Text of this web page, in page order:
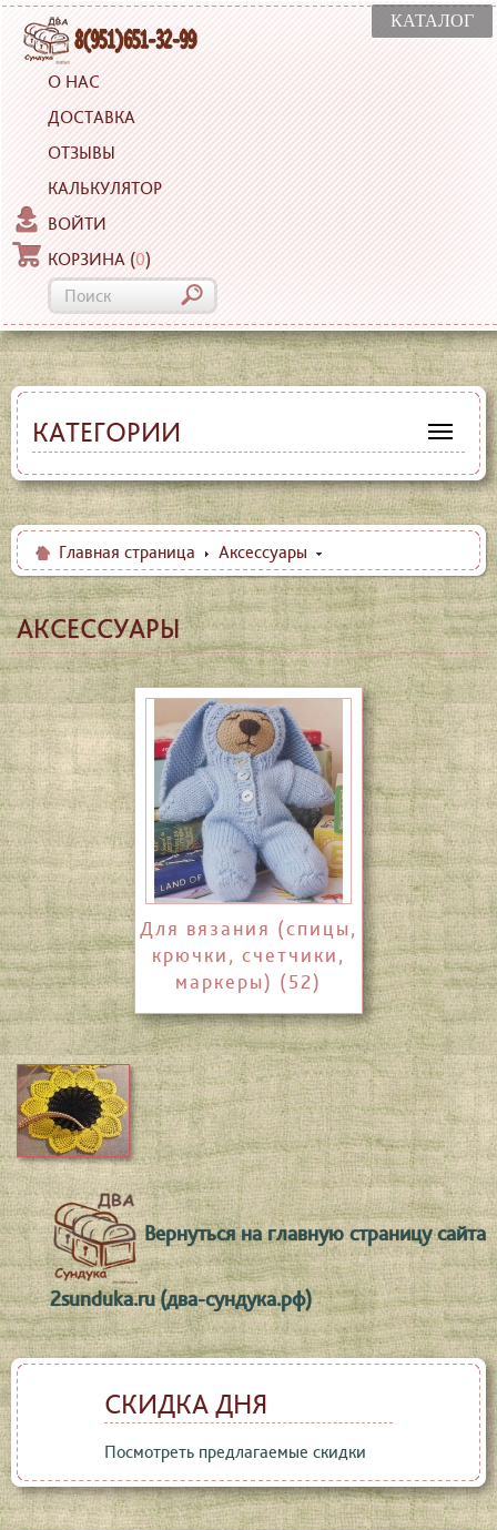
КАТАЛОГ
О НАС
ДОСТАВКА
ОТЗЫВЫ
КАЛЬКУЛЯТОР
ВОЙТИ
КОРЗИНА (0)
КАТЕГОРИИ
Главная страница Аксессуары
АКСЕССУАРЫ
Для вязания (спицы,
крючки, счетчики,
маркеры) (52)
Вернуться на главную страницу сайта
2sunduka.ru (два-сундука.рф)
СКИДКА ДНЯ
Посмотреть предлагаемые скидки